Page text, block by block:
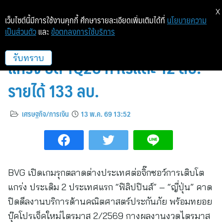
BVG อัพสปีดลุยตปท.ต่อจิ๊กซอว์โต
แกร่ง ปิด 1Q26 กำไรแตะ 12 ลบ.-
รายได้ 133 ลบ.
เศรษฐกิจ/การเงิน 13 พ.ค. 69 13:52
BVG เปิดเกมรุกตลาดต่างประเทศต่อจิ๊กซอว์การเติบโต
แกร่ง ประเดิม 2 ประเทศแรก “ฟิลิปปินส์” – “ญี่ปุ่น” คาด
ปิดดีลงานบริการด้านคณิตศาสตร์ประกันภัย พร้อมทยอย
บุ๊คโปรเจ็คใหม่ไตรมาส 2/2569 กางผลงานงวดไตรมาส
เว็บไซต์นี้มีการใช้งานคุกกี้ ศึกษารายละเอียดเพิ่มเติมได้ที่ นโยบายความ
เป็นส่วนตัว และ ข้อตกลงการใช้บริการ
รับทราบ
X